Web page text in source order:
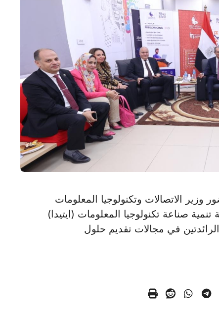
وزير الاتصالات وتكنولوجيا المعلومات
هيئة تنمية صناعة تكنولوجيا المعلومات (ايتيدا)
في مجالات تقديم حلول